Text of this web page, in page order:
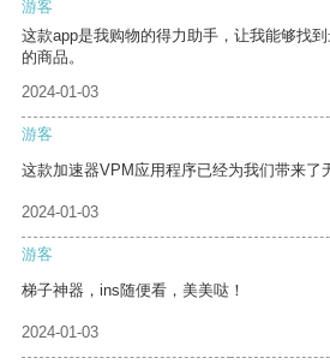
游客
这款app是我购物的得力助手，让我能够找
的商品。
2024-01-03
游客
这款加速器VPM应用程序已经为我们带来了
2024-01-03
游客
梯子神器，ins随便看，美美哒！
2024-01-03